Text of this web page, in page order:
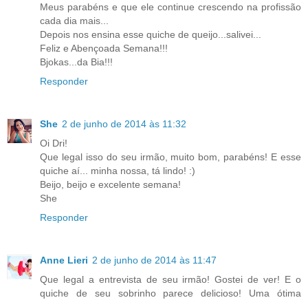
Meus parabéns e que ele continue crescendo na profissão
cada dia mais...
Depois nos ensina esse quiche de queijo...salivei...
Feliz e Abençoada Semana!!!
Bjokas...da Bia!!!
Responder
She 2 de junho de 2014 às 11:32
Oi Dri!
Que legal isso do seu irmão, muito bom, parabéns! E esse
quiche aí... minha nossa, tá lindo! :)
Beijo, beijo e excelente semana!
She
Responder
Anne Lieri 2 de junho de 2014 às 11:47
Que legal a entrevista de seu irmão! Gostei de ver! E o
quiche de seu sobrinho parece delicioso! Uma ótima